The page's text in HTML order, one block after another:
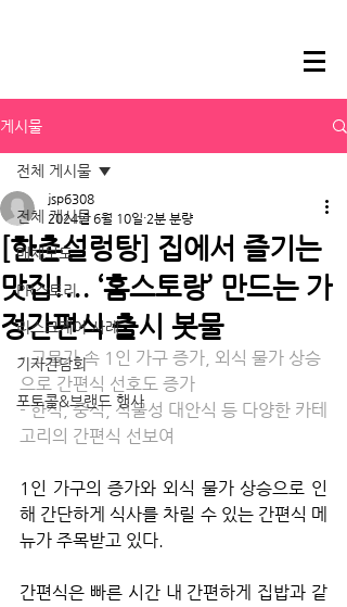
게시물
전체 게시물
매체보도
PR스토리
리스크케어 사례
기자간담회
포토콜&브랜드 행사
전체 게시물
[한촌설렁탕] 집에서 즐기는
맛집!... ‘홈스토랑’ 만드는 가
정간편식 출시 봇물
jsp6308
2024년 6월 10일 2분 분량
- 고물가 속 1인 가구 증가, 외식 물가 상승
으로 간편식 선호도 증가
- 한식, 중식, 식물성 대안식 등 다양한 카테
고리의 간편식 선보여
1인 가구의 증가와 외식 물가 상승으로 인
해 간단하게 식사를 차릴 수 있는 간편식 메
뉴가 주목받고 있다.
간편식은 빠른 시간 내 간편하게 집밥과 같